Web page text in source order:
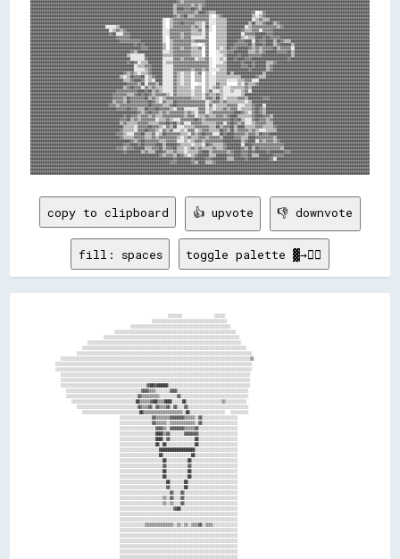
copy to clipboard 👍 upvote 👎 downvote
fill: spaces toggle palette ▓→✊🏽
                                              ░░░░░░░░            ░░░░░░
                                        ░░░░░░░░░░░░░░░░░░░░░░░░░░░░░░░░░░░░░░░░░░
                                ░░░░░░░░░░░░░░░░░░░░░░░░░░░░░░░░░░░░░░░░░░░░░░░░░░░░░░░░
                          ░░░░░░░░░░░░░░░░░░░░░░░░░░░░░░░░░░░░░░░░░░░░░░░░░░░░░░░░░░░░░░░░░░░░
                      ░░░░░░░░░░░░░░░░░░░░░░░░░░░░░░░░░░░░░░░░░░░░░░░░░░░░░░░░░░░░░░░░░░░░░░░░░░░░
                ░░░░░░░░░░░░░░░░░░░░░░░░░░░░░░░░░░░░░░░░░░░░░░░░░░░░░░░░░░░░░░░░░░░░░░░░░░░░░░░░░░░░░░
              ░░░░░░░░░░░░░░░░░░░░░░░░░░░░░░░░░░░░░░░░░░░░░░░░░░░░░░░░░░░░░░░░░░░░░░░░░░░░░░░░░░░░░░░░░░░░
            ░░░░░░░░░░░░░░░░░░░░░░░░░░░░░░░░░░░░░░░░░░░░░░░░░░░░░░░░░░░░░░░░░░░░░░░░░░░░░░░░░░░░░░░░░░░░░░░░░░
      ░░░░░░░░░░░░░░░░░░░░░░░░░░░░░░░░░░░░░░░░░░░░░░░░░░░░░░░░░░░░░░░░░░░░░░░░░░░░░░░░░░░░░░░░░░░░░░░░░░░░░░░░░░▒▒
    ░░░░░░░░░░░░░░░░░░░░░░░░░░░░░░░░░░░░░░░░░░░░░░░░░░░░░░░░░░░░░░░░░░░░░░░░░░░░░░░░░░░░░░░░░░░░░░░░░░░░░░░░░░░░░░
    ░░░░░░░░░░░░░░░░░░░░░░░░░░░░░░░░░░░░░░░░░░░░░░░░░░░░░░░░░░░░░░░░░░░░░░░░░░░░░░░░░░░░░░░░░░░░░░░░░░░░░░░░░░░░░░
      ░░░░░░░░░░░░░░░░░░░░░░░░░░░░░░░░░░░░░░░░░░░░░░░░░░░░░░░░░░░░░░░░░░░░░░░░░░░░░░░░░░░░░░░░░░░░░░░░░░░░░░░░░░
      ░░░░░░░░░░░░░░░░░░░░░░░░░░░░░░░░░░░░░░░░░░░░░░░░░░░░░░░░░░░░░░░░░░░░░░░░░░░░░░░░░░░░░░░░░░░░░░░░░░░░░░░░░░
      ░░░░░░░░░░░░░░░░░░░░░░░░░░░░░░░░░░░░░░░░░░░░░░░░▓▓██▓▓██████░░░░░░░░░░░░░░░░░░░░░░░░░░░░░░░░░░░░░░░░░░░░░░
        ░░░░░░░░░░░░░░░░░░░░░░░░░░░░░░░░░░░░░░░░░░▓▓▓▓▒▒▒▒░░░░░░░░▓▓▓▓░░░░░░░░░░░░░░░░░░░░░░░░░░░░░░░░░░░░░░░░
        ░░░░░░░░░░░░░░░░░░░░░░░░░░░░░░░░░░░░░░░░▓▓▒▒▒▒▒▒▒▒▒▒░░░░░░░░░░▓▓░░░░░░░░░░░░░░░░░░░░░░░░░░░░░░░░░░░░░░
          ░░░░░░░░░░░░░░░░░░░░░░░░░░░░░░░░░░░░██▒▒▒▒▒▒▓▓██▒▒▒▒████░░░░░░██░░░░░░░░░░░░░░░░░░░░▒▒░░░░░░░░░░░░
            ░░░░░░░░░░░░░░░░░░░░░░░░░░░░░░░░░░▓▓▒▒▒▒▓▓░░▓▓▒▒▒▒▓▓░░▓▓░░░░▓▓░░░░░░░░░░░░░░░░░░░░░░░░░░░░░░░░░░
              ░░░░░░░░░░░░░░░░░░░░░░░░░░░░░░░░██▒▒▒▒▒▒▒▒▒▒▒▒▒▒▒▒▒▒▒▒▒▒░░██░░░░░░░░░░░░░░░░░░░░  ░░░░░░░░░░
                            ░░░░░░░░░░░░░░░░░░▓▓▒▒▒▒▒▒▒▒▓▓▓▓▓▓▓▓▒▒▒▒▒▒░░▓▓░░░░░░░░░░░░░░░░░░░░
                            ░░░░░░░░░░░░░░░░░░▓▓▒▒▒▒▒▒░░▒▒▒▒▒▒▒▒▒▒▒▒▒▒░░▓▓░░░░░░░░░░░░░░░░░░░░
                            ░░░░░░░░░░░░░░░░░░░░▓▓▓▓▒▒░░▓▓▓▓▓▓▓▓▒▒▒▒▒▒▓▓░░░░░░░░░░░░░░░░░░░░░░
                            ░░░░░░░░░░░░░░░░░░░░████▒▒▓▓░░░░░░░░▓▓▓▓▓▓▓▓░░░░░░░░░░░░░░░░░░░░░░
                            ░░░░░░░░░░░░░░░░░░░░████░░▓▓░░░░░░░░░░░░░░██░░░░░░░░░░░░░░░░░░░░░░
                            ░░░░░░░░░░░░░░░░░░░░██░░██░░░░░░░░░░░░░░░░██░░░░░░░░░░░░░░░░░░░░░░
                            ░░░░░░░░░░░░░░░░░░░░░░████████████████████░░░░░░░░░░░░░░░░░░░░░░░░
                            ░░░░░░░░░░░░░░░░░░░░░░██░░░░░░░░░░░░░░░░██░░░░░░░░░░░░░░░░░░░░░░░░
                            ░░░░░░░░░░░░░░░░░░░░░░░░██░░░░░░░░░░░░██░░░░░░░░░░░░░░░░░░░░░░░░░░
                            ░░░░░░░░░░░░░░░░░░░░░░░░▓▓░░░░░░░░░░░░▓▓░░░░░░░░░░░░░░░░░░░░░░░░░░
                            ░░░░░░░░░░░░░░░░░░░░░░░░██░░░░░░░░░░░░██░░░░░░░░░░░░░░░░░░░░░░░░░░
                            ░░░░░░░░░░░░░░░░░░░░░░░░██░░░░░░░░░░░░██░░░░░░░░░░░░░░░░░░░░░░░░░░
                            ░░░░░░░░░░░░░░░░░░░░░░░░░░██░░░░░░░░██░░░░░░░░░░░░░░░░░░░░░░░░░░░░
                            ░░░░░░░░░░░░░░░░░░░░░░░░░░▓▓░░░░░░░░██░░░░░░░░░░░░░░░░░░░░░░░░░░░░
                            ░░░░░░░░░░░░░░░░░░░░░░░░░░░░▓▓░░░░▓▓░░░░░░░░░░░░░░░░░░░░░░░░░░░░░░
                            ░░░░░░░░░░░░░░░░░░░░░░░░▒▒░░▓▓░░░░▓▓░░░░░░░░░░░░░░░░░░░░░░░░░░░░░░
                            ░░░░░░░░░░░░░░░░░░░░░░░░▒▒░░▒▒░░░░▓▓░░░░░░░░░░░░░░░░░░░░░░░░░░░░░░
                            ░░░░░░░░░░░░░░░░░░░░░░░░░░░░░░▓▓██░░░░░░░░░░░░░░░░░░░░░░░░░░░░░░░░
                            ░░░░░░░░░░░░░░░░░░░░░░░░░░░░░░░░░░░░░░░░░░░░░░░░░░░░░░░░░░░░░░░░░░
                            ░░░░░░░░░░░░░░░░░░░░░░░░░░░░░░░░░░░░░░░░░░░░░░░░░░░░░░░░░░░░░░░░░░
                            ░░░░░░░░░░░░░░▒▒▒▒▒▒▒▒▒▒▒▒▒▒▒▒░░▒▒░░▒▒░░▒▒▒▒▓▓░░▒▒▒▒░░░░░░░░░░░░░░
                            ░░░░░░░░░░░░░░░░░░░░░░░░░░░░░░░░░░░░░░░░░░░░░░░░░░░░░░░░░░░░░░░░░░
                            ░░░░░░░░░░░░░░░░░░░░░░░░░░░░░░░░░░░░░░░░░░░░░░░░░░░░░░░░░░░░░░░░░░
                            ░░░░░░░░░░░░░░░░░░░░░░░░░░░░░░░░░░░░░░░░░░░░░░░░░░░░░░░░░░░░░░░░░░
                            ░░░░░░░░░░░░░░░░░░░░░░░░░░░░░░░░░░░░░░░░░░░░░░░░░░░░░░░░░░░░░░░░░░
                            ░░░░░░░░░░░░░░░░░░░░░░░░░░░░░░░░░░░░░░░░░░░░░░░░░░░░░░░░░░░░░░░░░░
                            ░░░░░░░░░░░░░░░░░░░░░░░░░░░░░░░░░░░░░░░░░░░░░░░░░░░░░░░░░░░░░░░░░░